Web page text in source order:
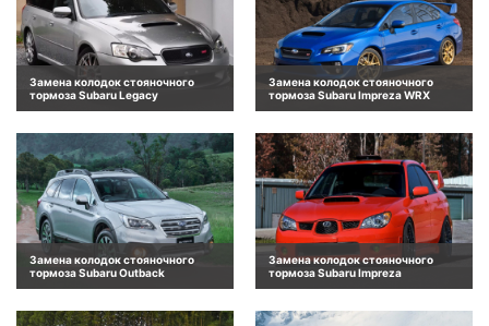
Замена колодок стояночного
тормоза Subaru Legacy
Замена колодок стояночного
тормоза Subaru Impreza WRX
Замена колодок стояночного
тормоза Subaru Outback
Замена колодок стояночного
тормоза Subaru Impreza